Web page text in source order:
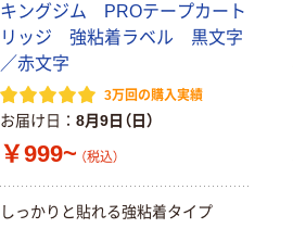
キングジム PROテープカート
リッジ 強粘着ラベル 黒文字
／赤文字
3万回の購入実績
お届け日 8月9日（日）
￥999~ （税込）
しっかりと貼れる強粘着タイプ